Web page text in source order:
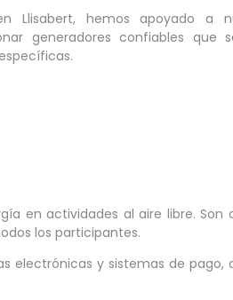
Llisabert, hemos apoyado a
generadores confiables que
en actividades al aire libre. Son
los participantes.
electrónicas y sistemas de pago,